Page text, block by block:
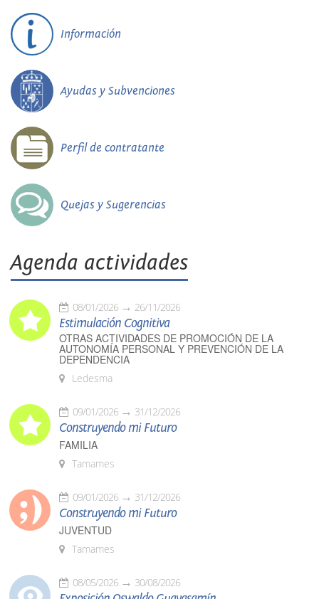
Información
Ayudas y Subvenciones
Perfil de contratante
Quejas y Sugerencias
Agenda actividades
08/01/2026 26/11/2026
Estimulación Cognitiva
OTRAS ACTIVIDADES DE PROMOCIÓN DE LA
AUTONOMÍA PERSONAL Y PREVENCIÓN DE LA
DEPENDENCIA
Ledesma
09/01/2026 31/12/2026
Construyendo mi Futuro
FAMILIA
Tamames
09/01/2026 31/12/2026
Construyendo mi Futuro
JUVENTUD
Tamames
08/05/2026 30/08/2026